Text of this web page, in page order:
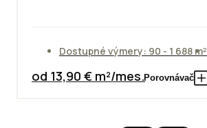
Dostupné výmery: 90 - 1 688 m²
od 13,90 € m²/mes.Porovnávač